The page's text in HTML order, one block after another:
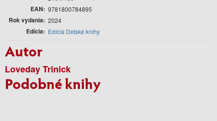
EAN 9781800784895
Rok vydania 2024
Edícia Edícia Detské knihy
Autor
Loveday Trinick
Podobné knihy